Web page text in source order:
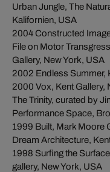
Urban Jungle, The
Kalifornien, USA
2004 Constructed
File on Motor
Gallery, New York, USA
2002 Endless Summer,
2000 Vox, Kent Gallery,
The Trinity, curated by
Performance Space,
1999 Built, Mark Moore
Dream Architecture,
1998 Surfing the
gallery, New York, USA